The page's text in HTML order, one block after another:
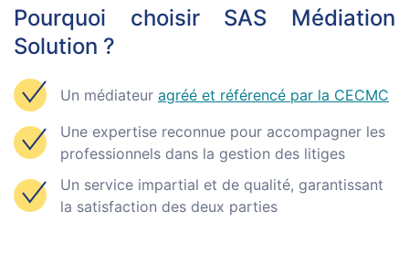
Pourquoi choisir SAS Médiation
Solution ?
Un médiateur agréé et référencé par la CECMC
Une expertise reconnue pour accompagner les
professionnels dans la gestion des litiges
Un service impartial et de qualité, garantissant
la satisfaction des deux parties